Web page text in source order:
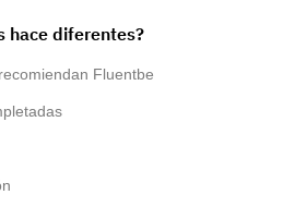
hace diferentes?
Fluentbe